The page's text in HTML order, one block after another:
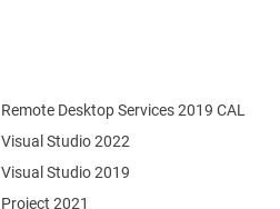
Remote Desktop Services 2019 CAL
Visual Studio 2022
Visual Studio 2019
Project 2021